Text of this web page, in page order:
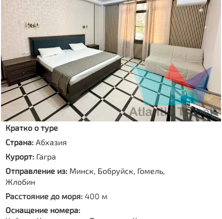
Кратко о туре
Страна:Абхазия
Курорт: Гагра
Отправление из: Минск, Бобруйск, Гомель,
Жлобин
Расстояние до моря: 400 м
Оснащение номера: